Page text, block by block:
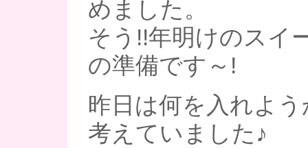
めました。
そう!!年明けのスイ
の準備です～!
昨日は何を入れよ
考えていました♪